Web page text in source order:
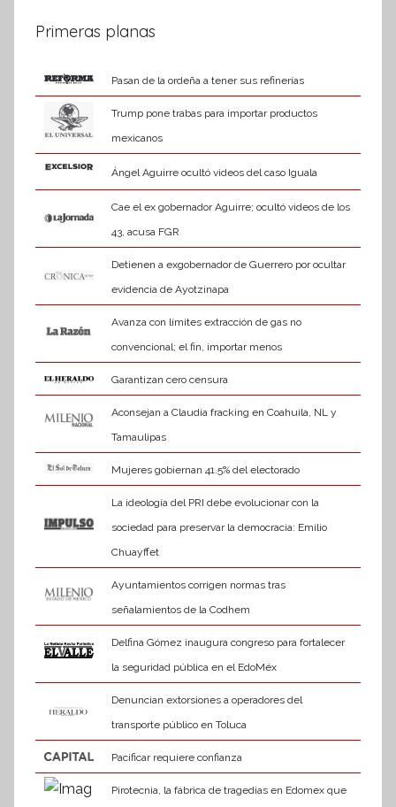
a
entradas
Primeras planas
Pasan de la ordeña a tener sus refinerías
Trump pone trabas para importar productos
mexicanos
Ángel Aguirre ocultó videos del caso Iguala
Cae el ex gobernador Aguirre; ocultó videos de los
43, acusa FGR
Detienen a exgobernador de Guerrero por ocultar
evidencia de Ayotzinapa
Avanza con límites extracción de gas no
convencional; el fin, importar menos
Garantizan cero censura
Aconsejan a Claudia fracking en Coahuila, NL y
Tamaulipas
Mujeres gobiernan 41.5% del electorado
La ideología del PRI debe evolucionar con la
sociedad para preservar la democracia: Emilio
Chuayffet
Ayuntamientos corrigen normas tras
señalamientos de la Codhem
Delfina Gómez inaugura congreso para fortalecer
la seguridad pública en el EdoMéx
Denuncian extorsiones a operadores del
transporte público en Toluca
Pacificar requiere confianza
Pirotecnia, la fábrica de tragedias en Edomex que